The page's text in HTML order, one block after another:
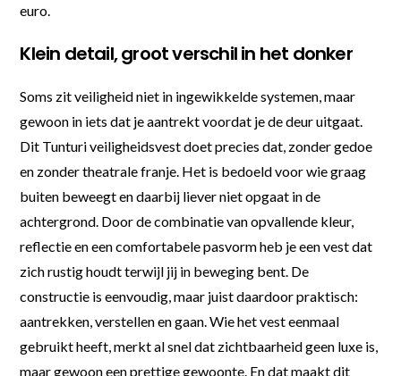
euro.
Klein detail, groot verschil in het donker
Soms zit veiligheid niet in ingewikkelde systemen, maar
gewoon in iets dat je aantrekt voordat je de deur uitgaat.
Dit Tunturi veiligheidsvest doet precies dat, zonder gedoe
en zonder theatrale franje. Het is bedoeld voor wie graag
buiten beweegt en daarbij liever niet opgaat in de
achtergrond. Door de combinatie van opvallende kleur,
reflectie en een comfortabele pasvorm heb je een vest dat
zich rustig houdt terwijl jij in beweging bent. De
constructie is eenvoudig, maar juist daardoor praktisch:
aantrekken, verstellen en gaan. Wie het vest eenmaal
gebruikt heeft, merkt al snel dat zichtbaarheid geen luxe is,
maar gewoon een prettige gewoonte. En dat maakt dit